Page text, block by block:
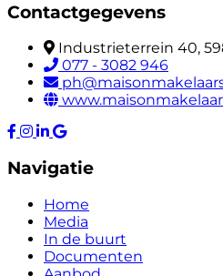
Contactgegevens
Industrieterrein 40,
077 - 3082 946
Navigatie
Home
Media
In de buurt
Documenten